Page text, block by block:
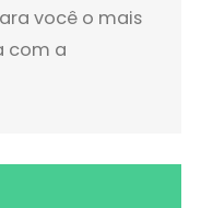
você o mais
com a